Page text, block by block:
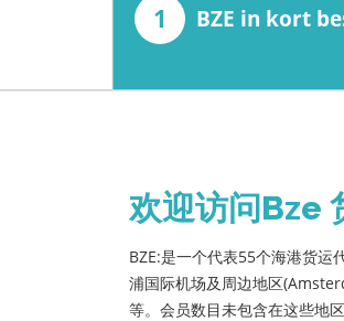
1 BZE in kort
欢迎访问Bze
BZE:是一个代表55个海港货
浦国际机场及周边地区
等。会员数目未包含在这些地